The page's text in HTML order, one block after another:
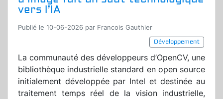
vers l’IA
Publié le 10-06-2026 par Francois Gauthier
Développement
La communauté des développeurs d’OpenCV, une
bibliothèque industrielle standard en open source
initialement développée par Intel et destinée au
traitement temps réel de la vision industrielle,